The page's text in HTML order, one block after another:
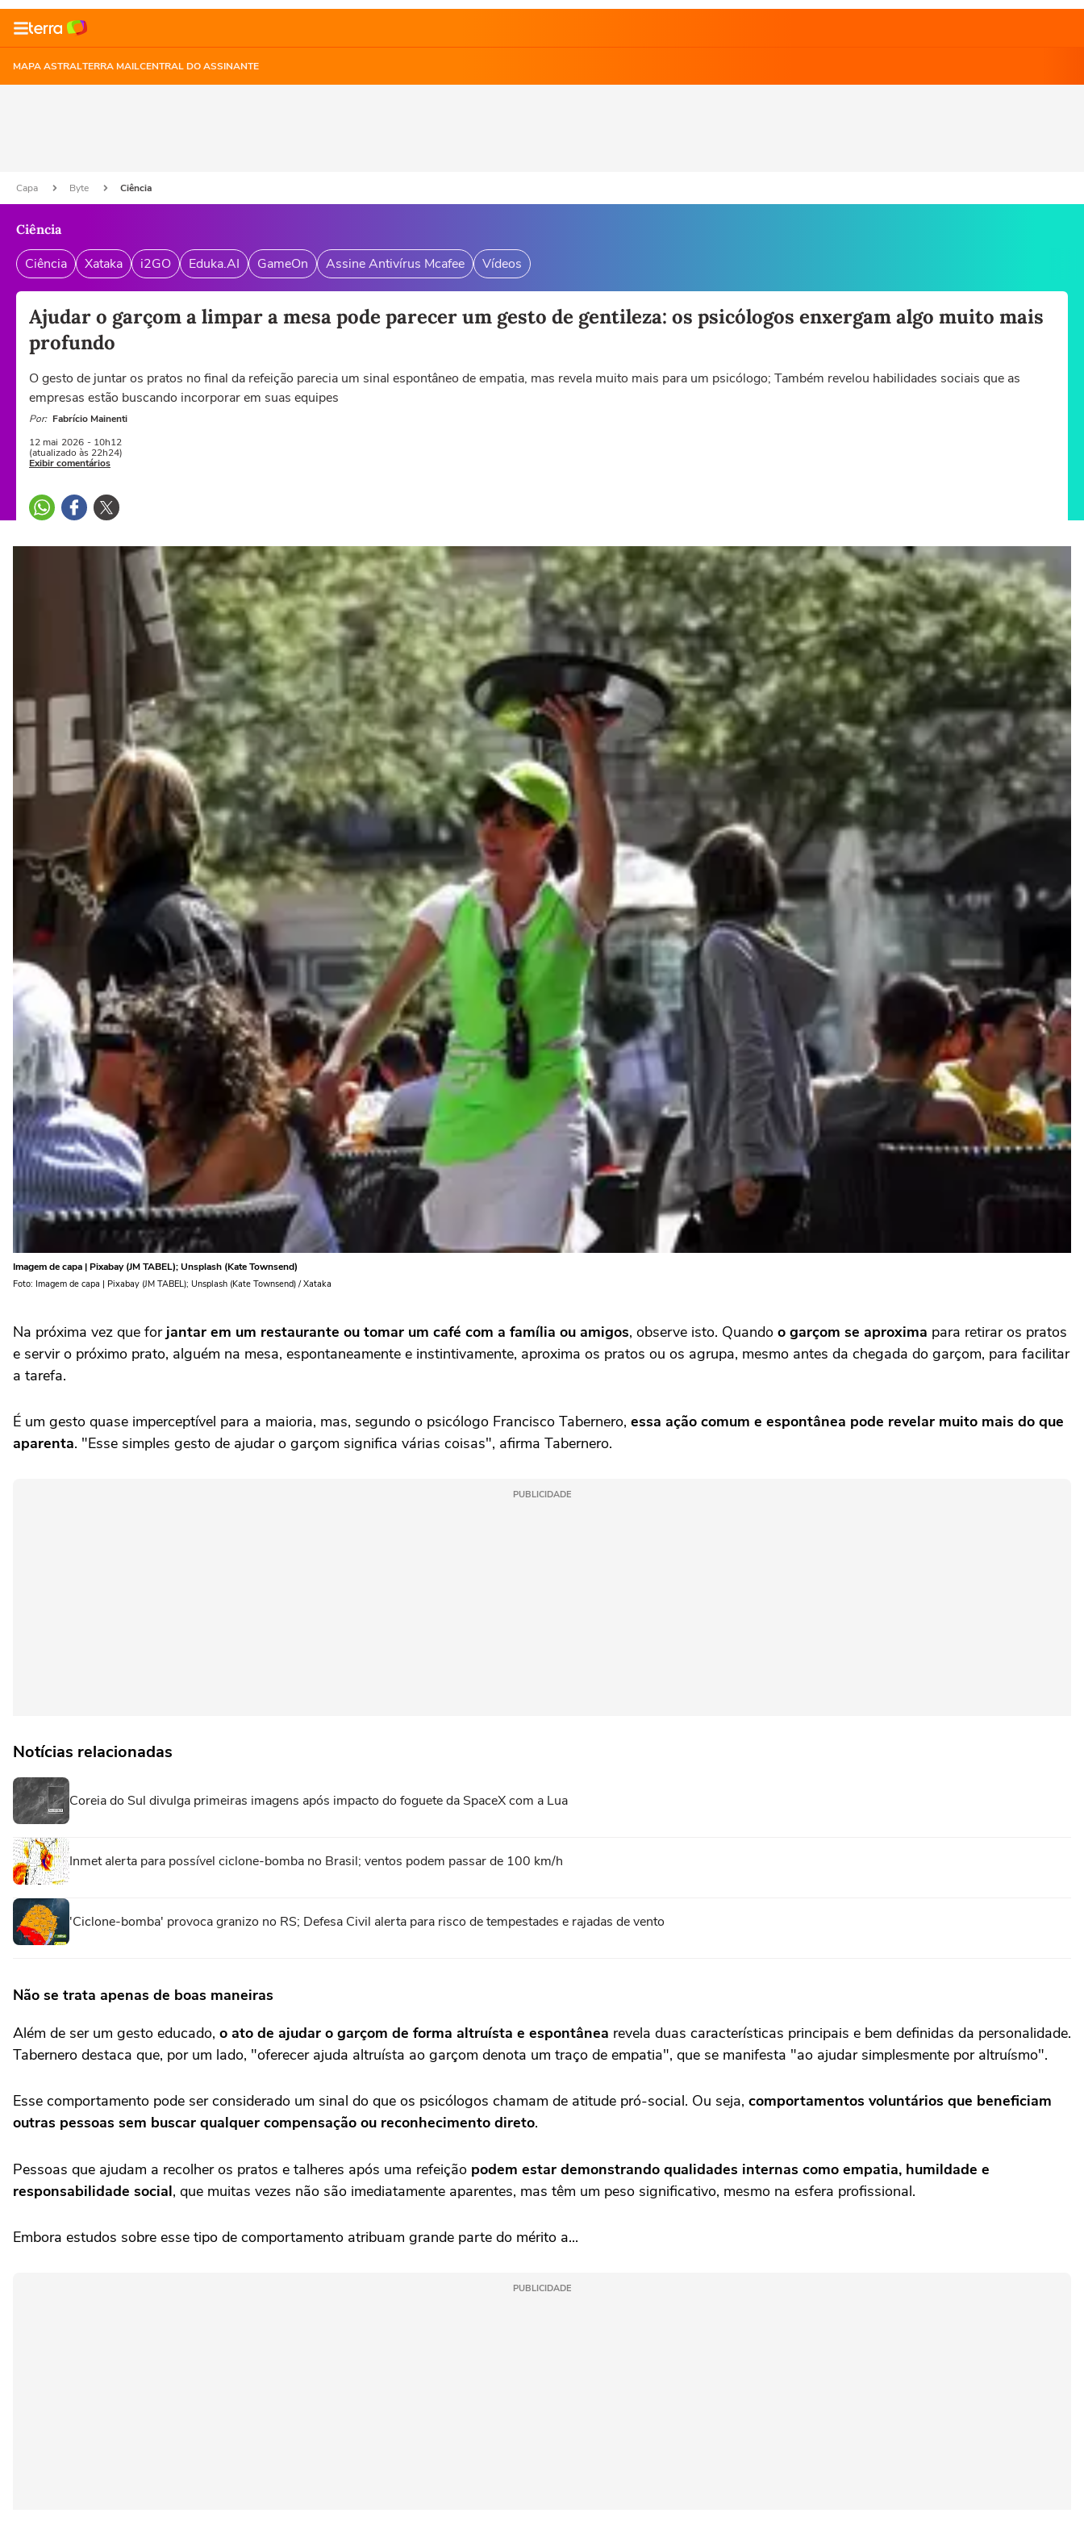
MAPA ASTRALTERRA MAILCENTRAL DO ASSINANTE
Capa Byte Ciência
Ciência
Ciência Xataka i2GO Eduka.AI GameOn Assine Antivírus Mcafee Vídeos
Ajudar o garçom a limpar a mesa pode parecer um gesto de gentileza: os psicólogos enxergam algo muito mais
profundo
O gesto de juntar os pratos no final da refeição parecia um sinal espontâneo de empatia, mas revela muito mais para um psicólogo; Também revelou habilidades sociais que as
empresas estão buscando incorporar em suas equipes
Por: Fabrício Mainenti
12 mai 2026 - 10h12
(atualizado às 22h24)
Exibir comentários
Imagem de capa | Pixabay (JM TABEL); Unsplash (Kate Townsend)
Foto: Imagem de capa | Pixabay (JM TABEL); Unsplash (Kate Townsend) / Xataka
Na próxima vez que for jantar em um restaurante ou tomar um café com a família ou amigos, observe isto. Quando o garçom se aproxima para retirar os pratos
e servir o próximo prato, alguém na mesa, espontaneamente e instintivamente, aproxima os pratos ou os agrupa, mesmo antes da chegada do garçom, para facilitar
a tarefa.
É um gesto quase imperceptível para a maioria, mas, segundo o psicólogo Francisco Tabernero, essa ação comum e espontânea pode revelar muito mais do que
aparenta. "Esse simples gesto de ajudar o garçom significa várias coisas", afirma Tabernero.
PUBLICIDADE
Notícias relacionadas
Coreia do Sul divulga primeiras imagens após impacto do foguete da SpaceX com a Lua
Inmet alerta para possível ciclone-bomba no Brasil; ventos podem passar de 100 km/h
'Ciclone-bomba' provoca granizo no RS; Defesa Civil alerta para risco de tempestades e rajadas de vento
Não se trata apenas de boas maneiras
Além de ser um gesto educado, o ato de ajudar o garçom de forma altruísta e espontânea revela duas características principais e bem definidas da personalidade.
Tabernero destaca que, por um lado, "oferecer ajuda altruísta ao garçom denota um traço de empatia", que se manifesta "ao ajudar simplesmente por altruísmo".
Esse comportamento pode ser considerado um sinal do que os psicólogos chamam de atitude pró-social. Ou seja, comportamentos voluntários que beneficiam
outras pessoas sem buscar qualquer compensação ou reconhecimento direto.
Pessoas que ajudam a recolher os pratos e talheres após uma refeição podem estar demonstrando qualidades internas como empatia, humildade e
responsabilidade social, que muitas vezes não são imediatamente aparentes, mas têm um peso significativo, mesmo na esfera profissional.
Embora estudos sobre esse tipo de comportamento atribuam grande parte do mérito a...
PUBLICIDADE